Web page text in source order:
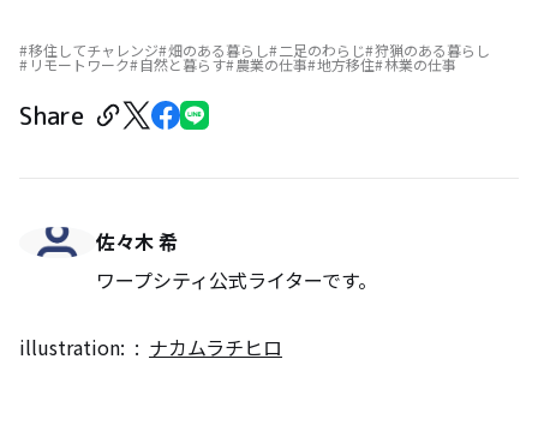
移住してチャレンジ 畑のある暮らし 二足のわらじ 狩猟のある暮らし
リモートワーク 自然と暮らす 農業の仕事 地方移住 林業の仕事
Share
佐々木 希
ワープシティ公式ライターです。
illustration: ナカムラチヒロ